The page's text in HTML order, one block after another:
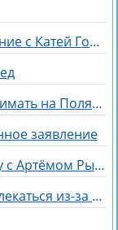
Сергей Хорошев сходил на свидание с Катей Гориной
Евгения Дорожкина начала принимать на Поляне первых клиенток
заявление
Мария Давидова рада знакомству с Артёмом Рышковским на доме 2
Евгений Ромашов не может развлекаться из-за беременности жены Анастасии